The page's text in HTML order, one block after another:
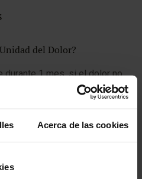
Acerca de las cookies
del Dolor?
1 mes, si el dolor no
o si interfiere en
acudir al especialista
invasivos se realizan con